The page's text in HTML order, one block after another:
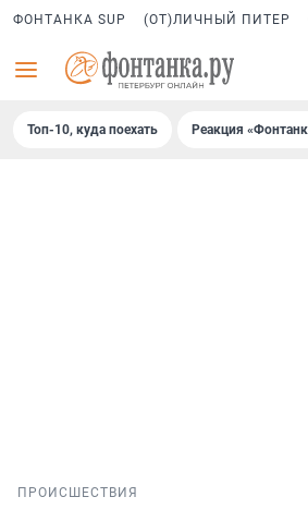
ФОНТАНКА SUP (ОТ)ЛИЧНЫЙ ПИТЕР
Топ-10, куда поехать Реакция
ПРОИСШЕСТВИЯ